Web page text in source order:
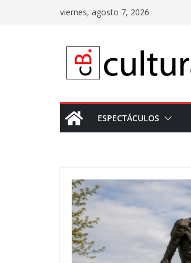
viernes, agosto 7, 2026
ESPECTÁCULOS